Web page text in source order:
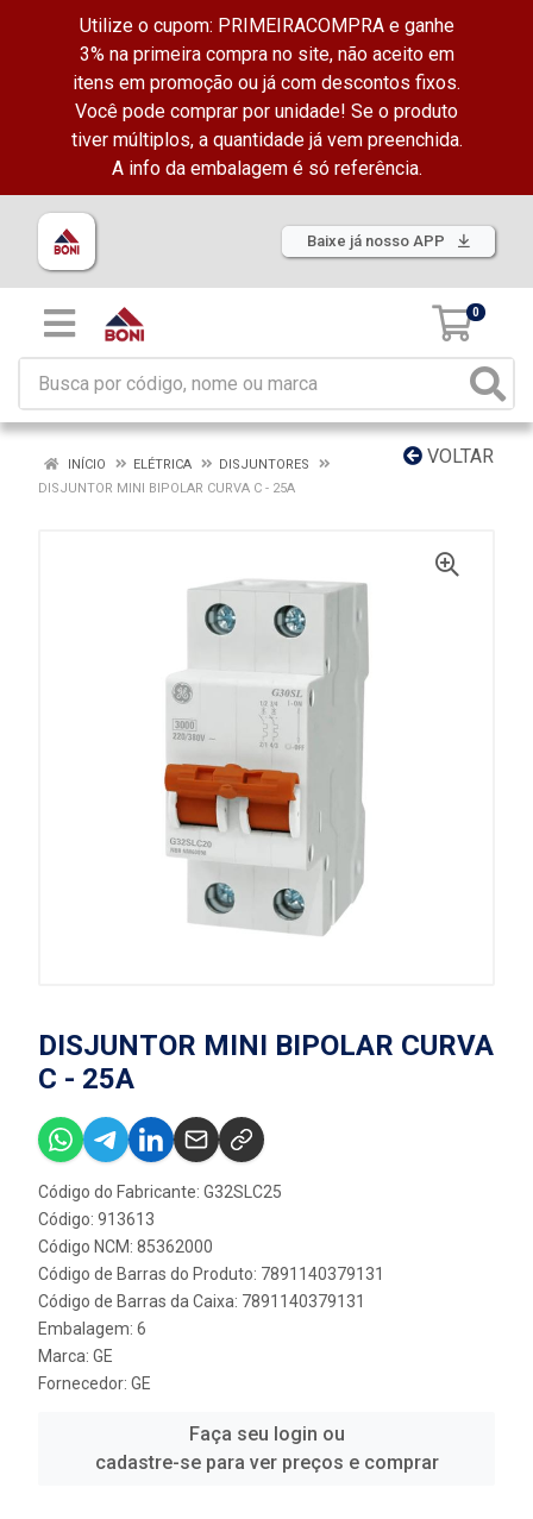
Utilize o cupom: PRIMEIRACOMPRA e ganhe
3% na primeira compra no site, não aceito em
itens em promoção ou já com descontos fixos.
Você pode comprar por unidade! Se o produto
tiver múltiplos, a quantidade já vem preenchida.
A info da embalagem é só referência.
Baixe já nosso APP
0
VOLTAR
INÍCIO ELÉTRICA
DISJUNTORES
DISJUNTOR MINI BIPOLAR CURVA C - 25A
DISJUNTOR MINI BIPOLAR CURVA
C - 25A
Código do Fabricante: G32SLC25
Código: 913613
Código NCM: 85362000
Código de Barras do Produto: 7891140379131
Código de Barras da Caixa: 7891140379131
Embalagem: 6
Marca: GE
Fornecedor: GE
Faça seu login ou
cadastre-se para ver preços e comprar